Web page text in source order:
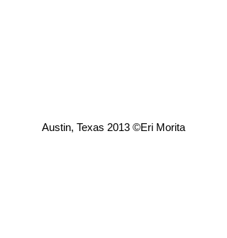
Austin, Texas 2013 ©️Eri Morita